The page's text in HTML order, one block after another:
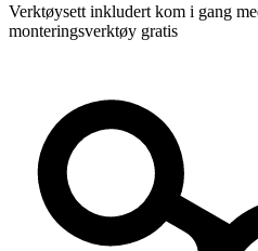
Verktøysett inkludert kom i gang
monteringsverktøy gratis